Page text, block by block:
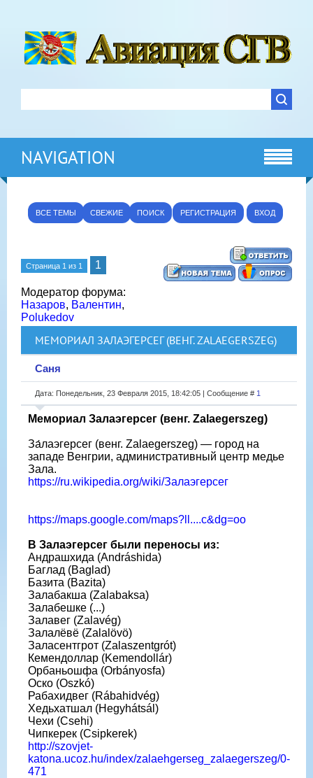
NAVIGATION
ВСЕ ТЕМЫ СВЕЖИЕ ПОИСК РЕГИСТРАЦИЯ ВХОД
Страница 1 из 1 1
Модератор форума:
Назаров, Валентин,
Polukedov
МЕМОРИАЛ ЗАЛАЭГЕРСЕГ (ВЕНГ. ZALAEGERSZEG)
Саня
Дата: Понедельник, 23 Февраля 2015, 18:42:05 | Сообщение # 1
Мемориал Залаэгерсег (венг. Zalaegerszeg)
За́лаэгерсег (венг. Zalaegerszeg) — город на
западе Венгрии, административный центр медье
Зала.
https://ru.wikipedia.org/wiki/Залаэгерсег
https://maps.google.com/maps?ll....c&dg=oo
В Залаэгерсег были переносы из:
Андрашхида (Andráshida)
Баглад (Baglad)
Базита (Bazita)
Залабакша (Zalabaksa)
Залабешке (...)
Залавег (Zalavég)
Залалёвё (Zalalövö)
Заласентгрот (Zalaszentgrót)
Кемендоллар (Kemendollár)
Орбаньошфа (Orbányosfa)
Оско (Oszkó)
Рабахидвег (Rábahidvég)
Хедьхатшал (Hegyhátsál)
Чехи (Csehi)
Чипкерек (Csipkerek)
http://szovjet-
katona.ucoz.hu/index/zalaehgerseg_zalaegerszeg/0-
471